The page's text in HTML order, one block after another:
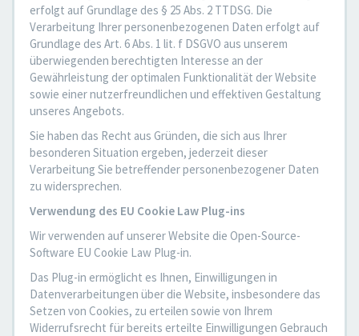
erfolgt auf Grundlage des § 25 Abs. 2 TTDSG. Die
Verarbeitung Ihrer personenbezogenen Daten erfolgt auf
Grundlage des Art. 6 Abs. 1 lit. f DSGVO aus unserem
überwiegenden berechtigten Interesse an der
Gewährleistung der optimalen Funktionalität der Website
sowie einer nutzerfreundlichen und effektiven Gestaltung
unseres Angebots.
Sie haben das Recht aus Gründen, die sich aus Ihrer
besonderen Situation ergeben, jederzeit dieser
Verarbeitung Sie betreffender personenbezogener Daten
zu widersprechen.
Verwendung des EU Cookie Law Plug-ins
Wir verwenden auf unserer Website die Open-Source-
Software EU Cookie Law Plug-in.
Das Plug-in ermöglicht es Ihnen, Einwilligungen in
Datenverarbeitungen über die Website, insbesondere das
Setzen von Cookies, zu erteilen sowie von Ihrem
Widerrufsrecht für bereits erteilte Einwilligungen Gebrauch